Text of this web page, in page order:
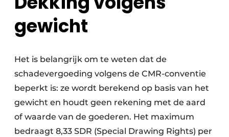
Kunststofafval
Medisch afval
Metaalrecyclage
Papierafval
Textielrecyclage
gewicht
Het is belangrijk om te weten dat de
schadevergoeding volgens de CMR-conventie
beperkt is: ze wordt berekend op basis van het
gewicht en houdt geen rekening met de aard
of waarde van de goederen. Het maximum
bedraagt 8,33 SDR (Special Drawing Rights) per